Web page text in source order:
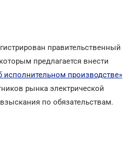
правительственный
предлагается внести
исполнительном производстве»
рынка электрической
по обязательствам.